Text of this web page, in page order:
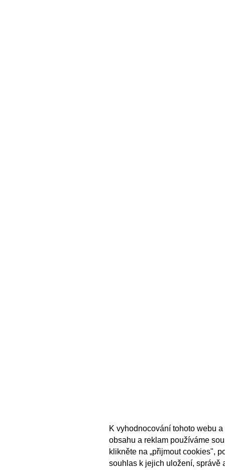
K vyhodnocování tohoto webu
obsahu a reklam používáme
klikněte na „přijmout cookies",
souhlas k jejich uložení, správě